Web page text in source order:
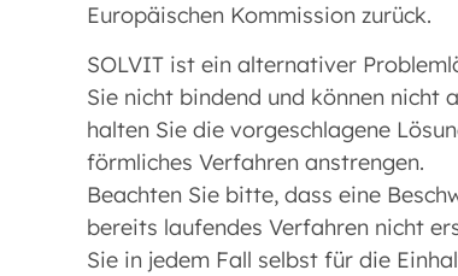
Europäischen Kommission zurück.
SOLVIT ist ein alternativer
Sie nicht bindend und können nicht
halten Sie die vorgeschlagene
förmliches Verfahren anstrengen.
Beachten Sie bitte, dass eine
bereits laufendes Verfahren nicht
Sie in jedem Fall selbst für die